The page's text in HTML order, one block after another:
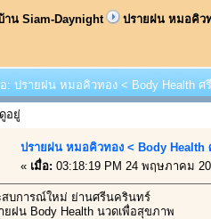
าน Siam-Daynight ปรายฝน หมอคิว
: ปรายฝน หมอคิวทอง < Body Health
อยู่
ปรายฝน หมอคิวทอง < Body Health
« เมื่อ: 03:18:19 PM 24 พฤษภาคม
สบการณ์ใหม่ ย่านศรีนครินทร์
ยฝน Body Health นวดเพื่อสุขภาพ